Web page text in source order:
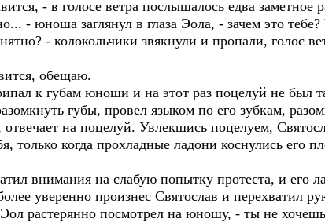
- в голосе ветра послышалось едва заметное
- юноша заглянул в глаза Эола, - зачем это
- колокольчики звякнули и пропали, голос
обещаю.
к губам юноши и на этот раз поцелуй не был
губы, провел языком по его зубкам,
отвечает на поцелуй. Увлекшись поцелуем,
только когда прохладные ладони коснулись его
внимания на слабую попытку протеста, и
уверенно произнес Святослав и перехватил
растерянно посмотрел на юношу, - ты не